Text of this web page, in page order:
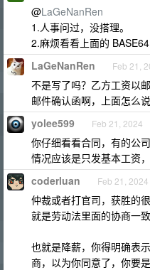
@LaGeNanRen
1.人事问过，没搭理。
2.麻烦看看上面的
LaGeNanRen Feb 21,
不是写了吗？乙方工资以
邮件确认函啊，上面怎么
yolee599 Feb 21, 2024
你仔细看看合同，有的公
情况应该是只发基本工资
coderluan Feb 21, 2024
仲裁或者打官司，获胜的
就是劳动法里面的协商一致
也就是降薪，你得明确表
商，以为你同意了，你要